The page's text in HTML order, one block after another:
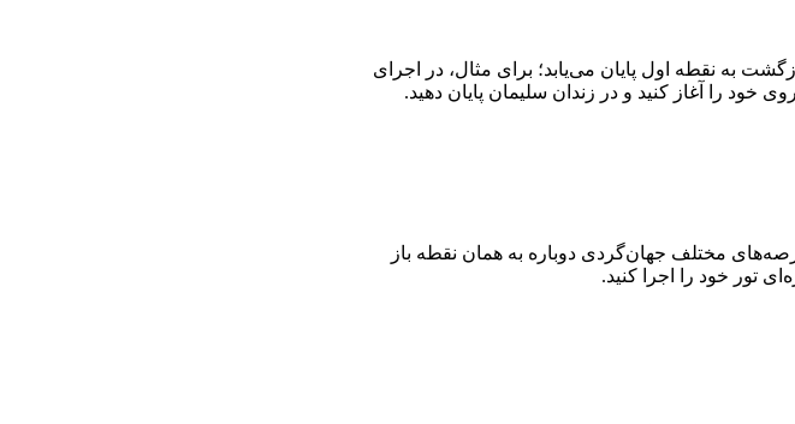
به نقطه اول پایان می‌یابد؛ برای مثال، در اجرای
خود را آغاز كنید و در زندان سلیمان پایان دهید.
مختلف جهان‌گردی دوباره به همان نقطه باز
تور خود را اجرا كنید.